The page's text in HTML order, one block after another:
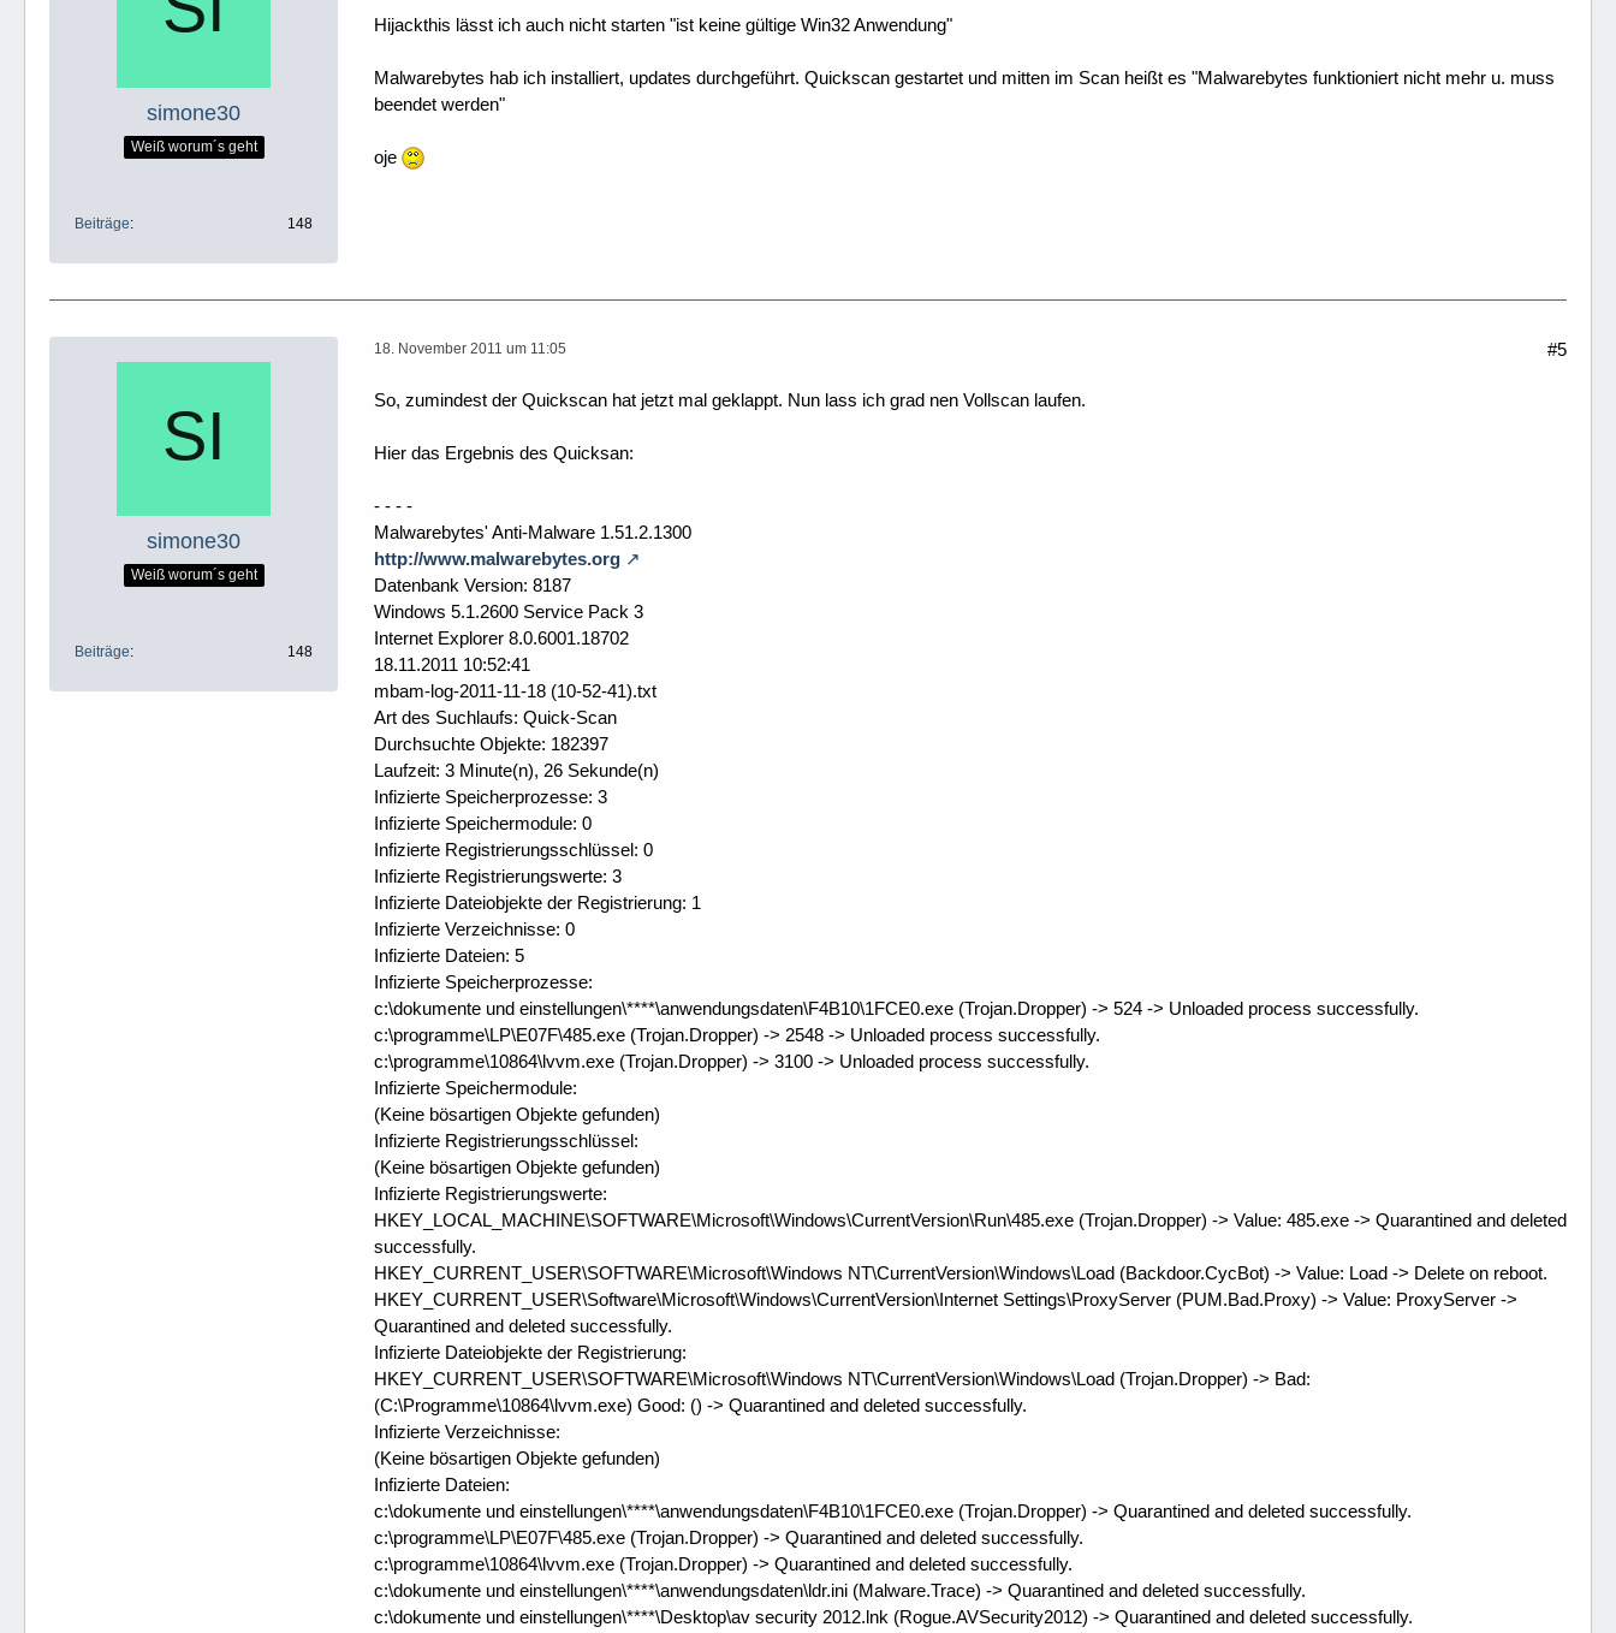
simone30
Weiß worum´s geht
Beiträge 148
Hijackthis lässt ich auch nicht starten "ist keine gültige Win32 Anwendung"
Malwarebytes hab ich installiert, updates durchgeführt. Quickscan gestartet und mitten im Scan heißt es "Malwarebytes funktioniert nicht mehr u. muss
beendet werden"
oje
simone30
Weiß worum´s geht
Beiträge 148
18. November 2011 um 11:05 #5
So, zumindest der Quickscan hat jetzt mal geklappt. Nun lass ich grad nen Vollscan laufen.
Hier das Ergebnis des Quicksan:
- - - -
Malwarebytes' Anti-Malware 1.51.2.1300
http://www.malwarebytes.org
Datenbank Version: 8187
Windows 5.1.2600 Service Pack 3
Internet Explorer 8.0.6001.18702
18.11.2011 10:52:41
mbam-log-2011-11-18 (10-52-41).txt
Art des Suchlaufs: Quick-Scan
Durchsuchte Objekte: 182397
Laufzeit: 3 Minute(n), 26 Sekunde(n)
Infizierte Speicherprozesse: 3
Infizierte Speichermodule: 0
Infizierte Registrierungsschlüssel: 0
Infizierte Registrierungswerte: 3
Infizierte Dateiobjekte der Registrierung: 1
Infizierte Verzeichnisse: 0
Infizierte Dateien: 5
Infizierte Speicherprozesse:
c:\dokumente und einstellungen\****\anwendungsdaten\F4B10\1FCE0.exe (Trojan.Dropper) -> 524 -> Unloaded process successfully.
c:\programme\LP\E07F\485.exe (Trojan.Dropper) -> 2548 -> Unloaded process successfully.
c:\programme\10864\lvvm.exe (Trojan.Dropper) -> 3100 -> Unloaded process successfully.
Infizierte Speichermodule:
(Keine bösartigen Objekte gefunden)
Infizierte Registrierungsschlüssel:
(Keine bösartigen Objekte gefunden)
Infizierte Registrierungswerte:
HKEY_LOCAL_MACHINE\SOFTWARE\Microsoft\Windows\CurrentVersion\Run\485.exe (Trojan.Dropper) -> Value: 485.exe -> Quarantined and deleted
successfully.
HKEY_CURRENT_USER\SOFTWARE\Microsoft\Windows NT\CurrentVersion\Windows\Load (Backdoor.CycBot) -> Value: Load -> Delete on reboot.
HKEY_CURRENT_USER\Software\Microsoft\Windows\CurrentVersion\Internet Settings\ProxyServer (PUM.Bad.Proxy) -> Value: ProxyServer ->
Quarantined and deleted successfully.
Infizierte Dateiobjekte der Registrierung:
HKEY_CURRENT_USER\SOFTWARE\Microsoft\Windows NT\CurrentVersion\Windows\Load (Trojan.Dropper) -> Bad:
(C:\Programme\10864\lvvm.exe) Good: () -> Quarantined and deleted successfully.
Infizierte Verzeichnisse:
(Keine bösartigen Objekte gefunden)
Infizierte Dateien:
c:\dokumente und einstellungen\****\anwendungsdaten\F4B10\1FCE0.exe (Trojan.Dropper) -> Quarantined and deleted successfully.
c:\programme\LP\E07F\485.exe (Trojan.Dropper) -> Quarantined and deleted successfully.
c:\programme\10864\lvvm.exe (Trojan.Dropper) -> Quarantined and deleted successfully.
c:\dokumente und einstellungen\****\anwendungsdaten\ldr.ini (Malware.Trace) -> Quarantined and deleted successfully.
c:\dokumente und einstellungen\****\Desktop\av security 2012.lnk (Rogue.AVSecurity2012) -> Quarantined and deleted successfully.